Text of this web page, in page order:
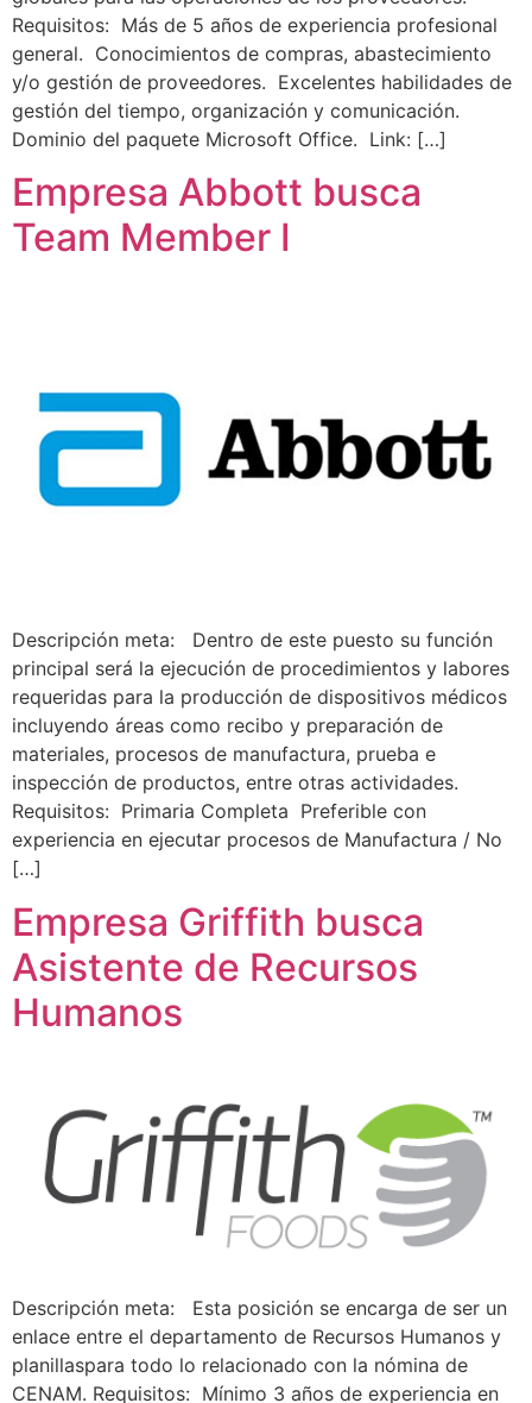
Requisitos: Más de 5 años de experiencia profesional
general. Conocimientos de compras, abastecimiento
y/o gestión de proveedores. Excelentes habilidades de
gestión del tiempo, organización y comunicación.
Dominio del paquete Microsoft Office. Link: […]
Empresa Abbott busca
Team Member I
Descripción meta: Dentro de este puesto su función
principal será la ejecución de procedimientos y labores
requeridas para la producción de dispositivos médicos
incluyendo áreas como recibo y preparación de
materiales, procesos de manufactura, prueba e
inspección de productos, entre otras actividades.
Requisitos: Primaria Completa Preferible con
experiencia en ejecutar procesos de Manufactura / No
[…]
Empresa Griffith busca
Asistente de Recursos
Humanos
Descripción meta: Esta posición se encarga de ser un
enlace entre el departamento de Recursos Humanos y
planillaspara todo lo relacionado con la nómina de
CENAM. Requisitos: Mínimo 3 años de experiencia en